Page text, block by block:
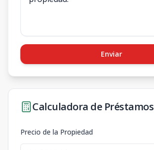
Enviar
Calculadora de Préstamos
Precio de la Propiedad